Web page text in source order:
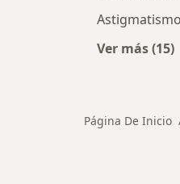
Ver más (15)
Página De Inicio